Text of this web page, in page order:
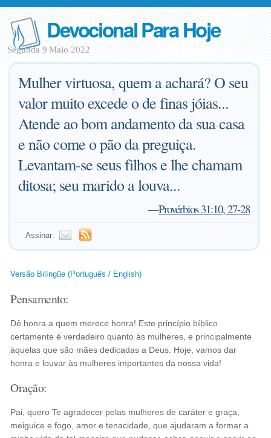
Devocional Para Hoje
Segunda 9 Maio 2022
Mulher virtuosa, quem a achará? O seu
valor muito excede o de finas jóias...
Atende ao bom andamento da sua casa
e não come o pão da preguiça.
Levantam-se seus filhos e lhe chamam
ditosa; seu marido a louva...
—Provérbios 31:10, 27-28
Assinar:
Versão Bilíngüe (Português / English)
Pensamento:
Dê honra a quem merece honra! Este princípio bíblico
certamente é verdadeiro quanto às mulheres, e principalmente
àquelas que são mães dedicadas a Deus. Hoje, vamos dar
honra e louvar às mulheres importantes da nossa vida!
Oração:
Pai, quero Te agradecer pelas mulheres de caráter e graça,
meiguice e fogo, amor e tenacidade, que ajudaram a formar a